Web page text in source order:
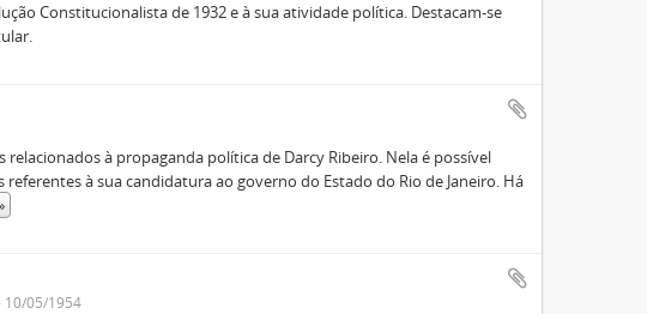
Constitucionalista de 1932 e à sua atividade política. Destacam-se
à propaganda política de Darcy Ribeiro. Nela é possível
à sua candidatura ao governo do Estado do Rio de Janeiro. Há
10/05/1954